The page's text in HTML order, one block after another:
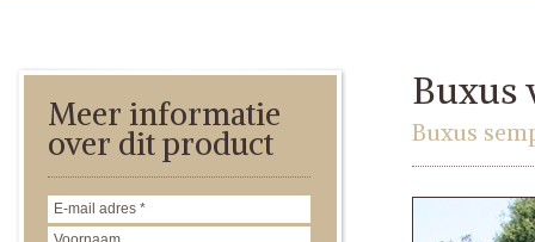
Meer informatie
over dit product
Buxus
Buxus